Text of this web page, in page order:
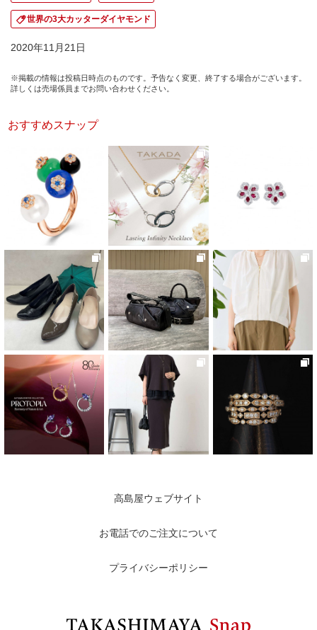
世界の3大カッターダイヤモンド
2020年11月21日
※掲載の情報は投稿日時点のものです。予告なく変更、終了する場合がございます。
詳しくは売場係員までお問い合わせください。
おすすめスナップ
高島屋ウェブサイト
お電話でのご注文について
プライバシーポリシー